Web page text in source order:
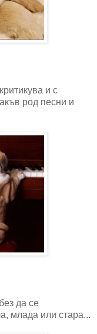
и с
род песни и
да се
млада или стара...